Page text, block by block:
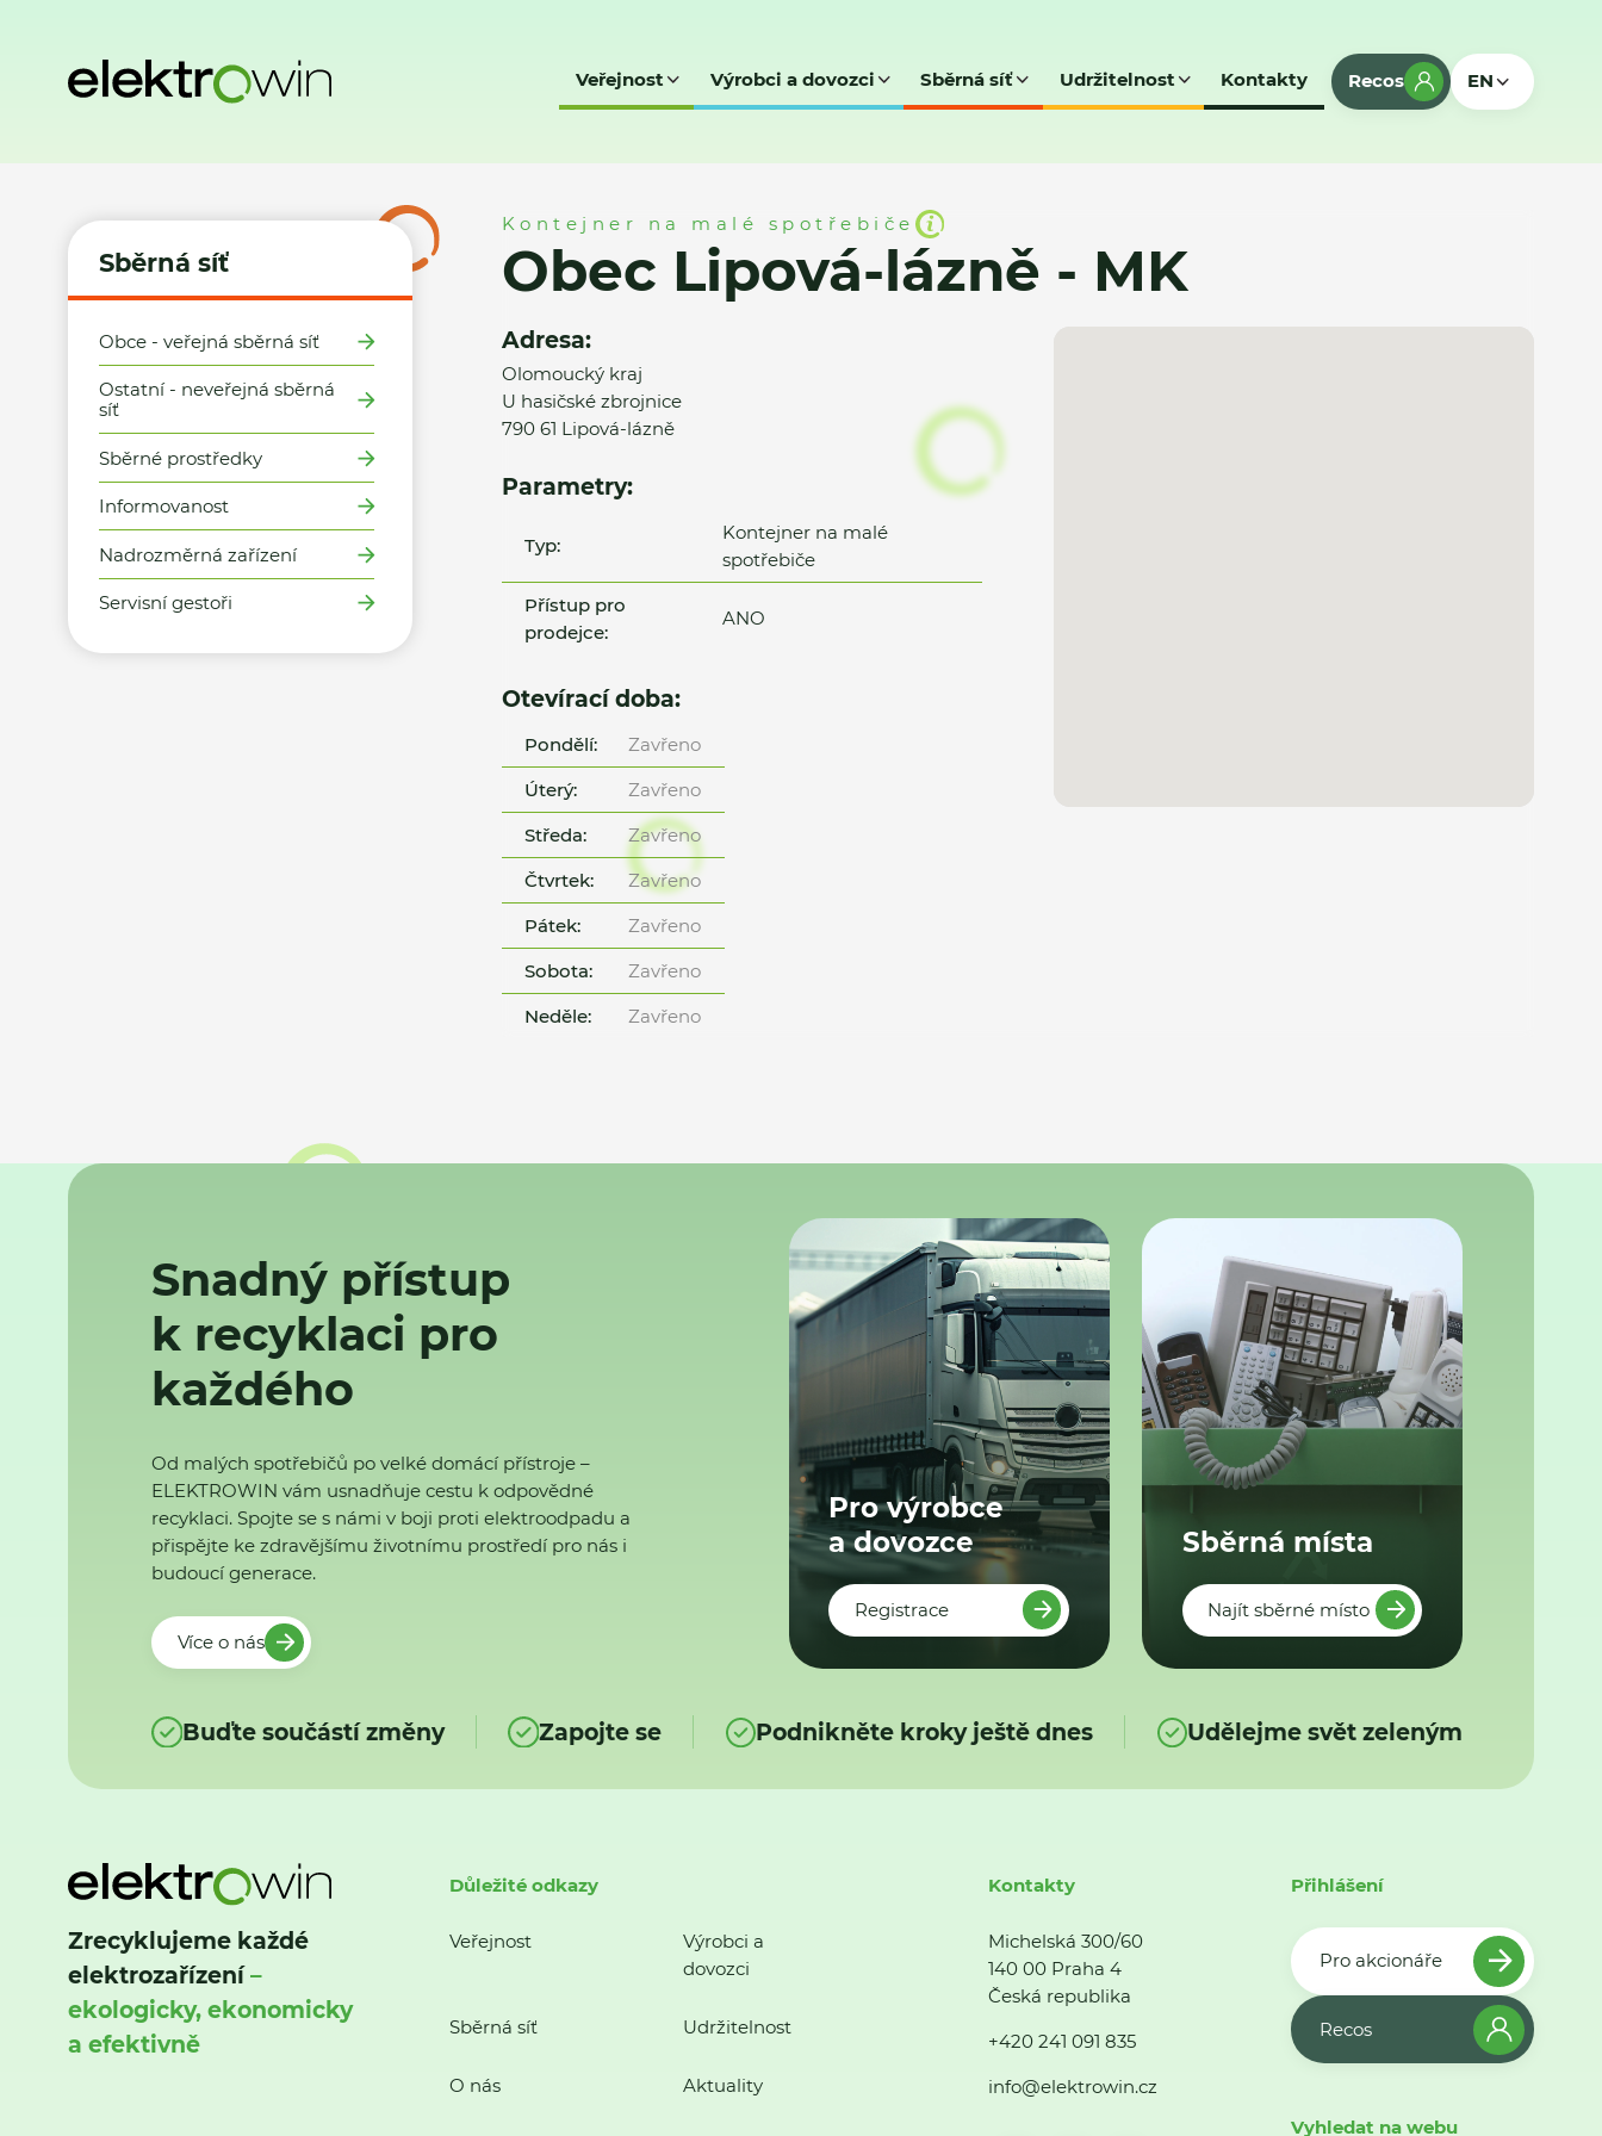
Veřejnost Výrobci a dovozci Sběrná síť Udržitelnost Kontakty Recos EN
Sběrná síť
Obce - veřejná sběrná síť
Ostatní - neveřejná sběrná
síť
Sběrné prostředky
Informovanost
Nadrozměrná zařízení
Servisní gestoři
Kontejner na malé spotřebiče
Obec Lipová-lázně - MK
Adresa:
Olomoucký kraj
U hasičské zbrojnice
790 61 Lipová-lázně
Parametry:
Typ:
Kontejner na malé
spotřebiče
Přístup pro
prodejce:
ANO
Otevírací doba:
Pondělí:
Zavřeno
Úterý:
Zavřeno
Středa:
Zavřeno
Čtvrtek:
Zavřeno
Pátek:
Zavřeno
Sobota:
Zavřeno
Neděle:
Zavřeno
Snadný přístup
k recyklaci pro
každého
Od malých spotřebičů po velké domácí přístroje –
ELEKTROWIN vám usnadňuje cestu k odpovědné
recyklaci. Spojte se s námi v boji proti elektroodpadu a
přispějte ke zdravějšímu životnímu prostředí pro nás i
budoucí generace.
Více o nás
Pro výrobce
a dovozce
Registrace
Sběrná místa
Najít sběrné místo
Buďte součástí změny Zapojte se Podnikněte kroky ještě dnes Udělejme svět zeleným
Zrecyklujeme každé
elektrozařízení–
ekologicky, ekonomicky
a efektivně
Důležité odkazy
Veřejnost
Výrobci a
dovozci
Sběrná síť Udržitelnost
O nás Aktuality
Kontakty
Michelská 300/60
140 00 Praha 4
Česká republika
+420 241 091 835
info@elektrowin.cz
Přihlášení
Pro akcionáře
Recos
Vyhledat na webu